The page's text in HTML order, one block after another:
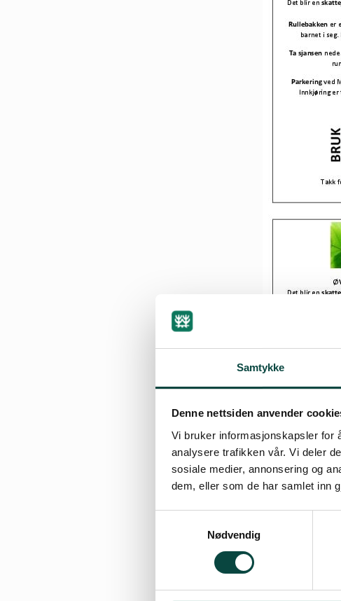
Samtykke
Denne nettsiden anvender
Vi bruker informasjonskapsler for
analysere trafikken vår. Vi deler
sosiale medier, annonsering og
dem, eller som de har samlet inn
Nødvendig
ByErik Thoring